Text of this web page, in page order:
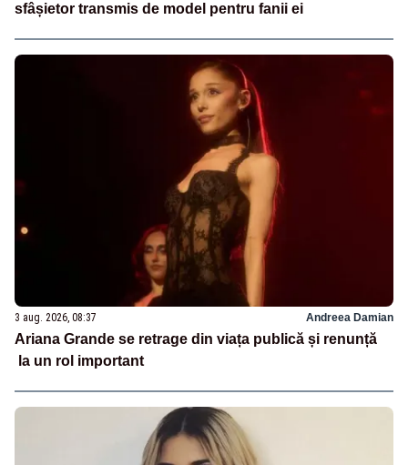
sfâșietor transmis de model pentru fanii ei
3 aug. 2026, 08:37 Andreea Damian
Ariana Grande se retrage din viața publică și renunță
la un rol important